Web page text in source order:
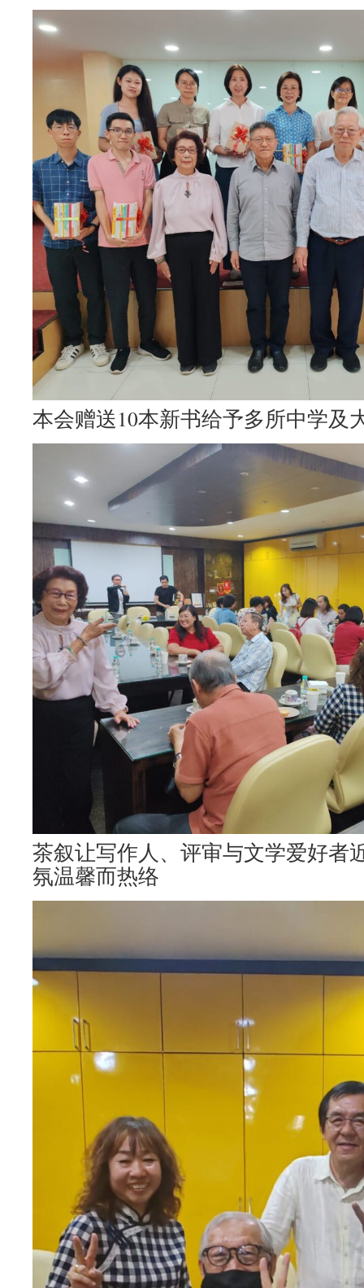
本会赠送10本新书给予多所中学及
茶叙让写作人、评审与文学爱好者
氛温馨而热络